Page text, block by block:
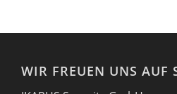
WIR FREUEN UNS AUF